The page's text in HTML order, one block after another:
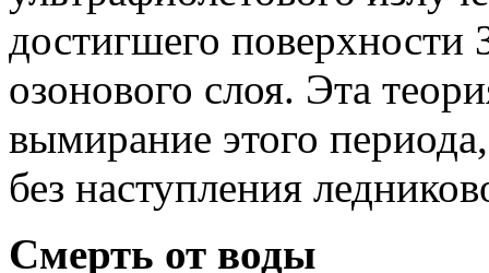
достигшего поверхности
озонового слоя. Эта
вымирание этого
без наступления
Смерть от воды